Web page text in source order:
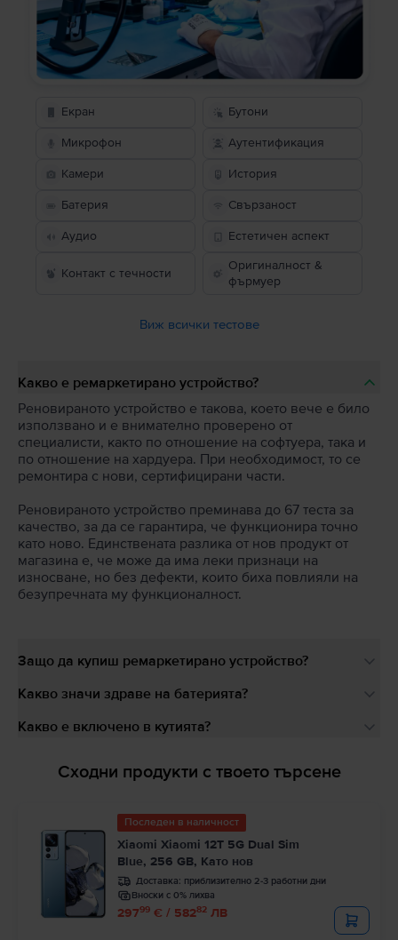
Екран Бутони
Микрофон Аутентификация
Камери История
Батерия Свързаност
Аудио Естетичен аспект
Контакт с течности
Оригиналност &
фърмуер
Виж всички тестове
Какво е ремаркетирано устройство?
Реновираното устройство е такова, което вече е било
използвано и е внимателно проверено от
специалисти, както по отношение на софтуера, така и
по отношение на хардуера. При необходимост, то се
ремонтира с нови, сертифицирани части.
Реновираното устройство преминава до 67 теста за
качество, за да се гарантира, че функционира точно
като ново. Единствената разлика от нов продукт от
магазина е, че може да има леки признаци на
износване, но без дефекти, които биха повлияли на
безупречната му функционалност.
Защо да купиш ремаркетирано устройство?
Какво значи здраве на батерията?
Какво е включено в кутията?
Сходни продукти с твоето търсене
Последен в наличност
Xiaomi Xiaomi 12T 5G Dual Sim
Blue, 256 GB, Като нов
Доставка: приблизително 2-3 работни дни
Вноски с 0% лихва
29799 € / 58282 ЛВ